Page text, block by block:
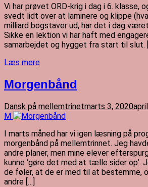
Vi har prøvet ORD-krig i dag i 6. klasse,
svedt lidt over at laminere og klippe
milliard bogstaver ud, har det i dag
Sikke en lektion vi har haft med
samarbejdet og hygget fra start til slut.
Læs mere
Morgenbånd
Dansk på mellemtrinetmarts 3, 2020
M
I marts måned har vi igen læsning på
morgenbånd på mellemtrinnet. Jeg
andre planer, men mine elever
kunne ‘gøre det med at tælle sider op’.
de føler, at de er med til at bestemme,
andre […]